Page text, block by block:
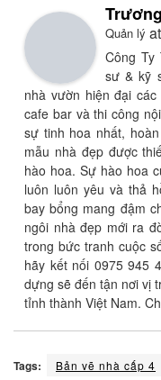
Quản lý at
Công Ty
sư & kỹ
nhà vườn hiện đại
cafe bar và thi công
sự tinh hoa nhất,
mẫu nhà đẹp được
hào hoa. Sự hào hoa
luôn luôn yêu và thả
bay bổng mang đậm
ngôi nhà đẹp mới ra
trong bức tranh cuộc
hãy kết nối 0975 945
dựng sẽ đến tận nơi vị
tỉnh thành Việt Nam.
Tags: Bản vẽ nhà cấp 4